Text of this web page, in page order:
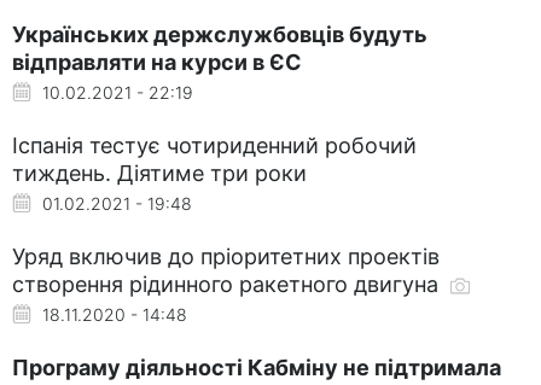
Українських держслужбовців будуть
відправляти на курси в ЄС
10.02.2021 - 22:19
Іспанія тестує чотириденний робочий
тиждень. Діятиме три роки
01.02.2021 - 19:48
Уряд включив до пріоритетних проектів
створення рідинного ракетного двигуна
18.11.2020 - 14:48
Програму діяльності Кабміну не підтримала